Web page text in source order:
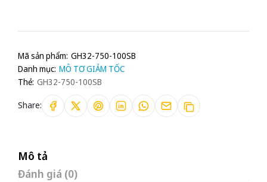
Mã sản phẩm: GH32-750-100SB
Danh mục: MÔ TƠ GIẢM TỐC
Thẻ: GH32-750-100SB
Share:
Mô tả
Đánh giá (0)